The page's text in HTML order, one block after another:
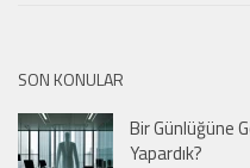
SON KONULAR
Bir Günlüğüne
Yapardık?